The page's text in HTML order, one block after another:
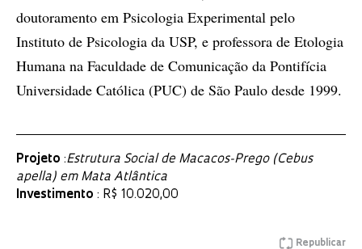
doutoramento em Psicologia Experimental pelo
Instituto de Psicologia da USP, e professora de Etologia
Humana na Faculdade de Comunicação da Pontifícia
Universidade Católica (PUC) de São Paulo desde 1999.
Projeto :Estrutura Social de Macacos-Prego (Cebus
apella) em Mata Atlântica
Investimento : R$ 10.020,00
Republicar